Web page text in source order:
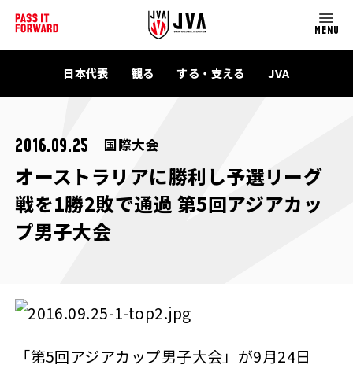
MENU
日本代表 観る する・支える JVA
2016.09.25 国際大会
オーストラリアに勝利し予選リーグ
戦を1勝2敗で通過 第5回アジアカッ
プ男子大会
「第5回アジアカップ男子大会」が9月24日